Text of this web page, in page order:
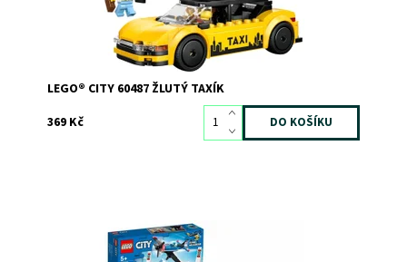
LEGO® CITY 60487 ŽLUTÝ TAXÍK
369 Kč
Užijte si adrenalinové závody s létajícími LEGO® vrtulníky!